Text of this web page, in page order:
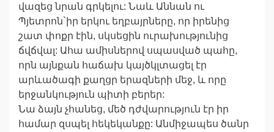
վազեց նրան գրկելու: Նաև Աննան ու
Պյետրոն`իր երկու եղբայրները, որ իրենից
շատ փոքր էին, սկսեցին ուրախությունից
ճվճվալ: Ահա ամիսներով սպասված պահը,
որն այնքան հաճախ կայծկլտացել էր
արևածագի քաղցր երազների մեջ, և որը
երջանկություն պիտի բերեր:
Նա ձայն չհանեց, մեծ դժվարություն էր իր
համար զսպել հեկեկանքը: Անմիջապես ծանր